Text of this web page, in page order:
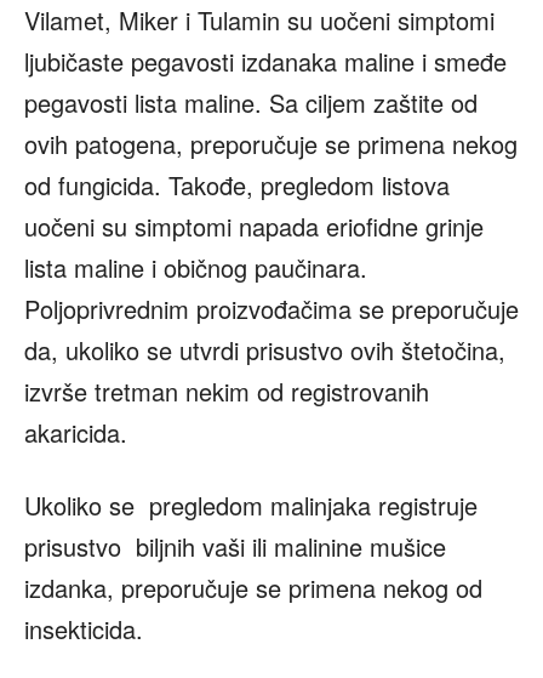
Vilamet, Miker i Tulamin su uočeni simptomi
ljubičaste pegavosti izdanaka maline i smeđe
pegavosti lista maline. Sa ciljem zaštite od
ovih patogena, preporučuje se primena nekog
od fungicida. Takođe, pregledom listova
uočeni su simptomi napada eriofidne grinje
lista maline i običnog paučinara.
Poljoprivrednim proizvođačima se preporučuje
da, ukoliko se utvrdi prisustvo ovih štetočina,
izvrše tretman nekim od registrovanih
akaricida.
Ukoliko se pregledom malinjaka registruje
prisustvo biljnih vaši ili malinine mušice
izdanka, preporučuje se primena nekog od
insekticida.